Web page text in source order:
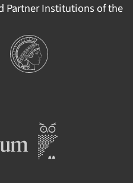
Partner Institutions of the
Institutions